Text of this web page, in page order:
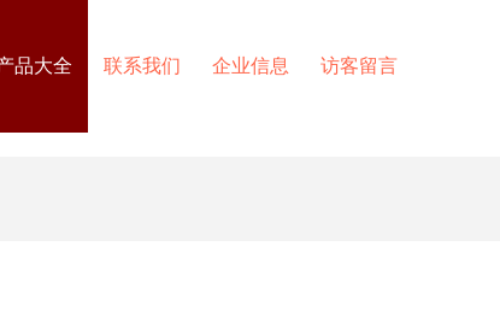
品大全 联系我们 企业信息 访客留言